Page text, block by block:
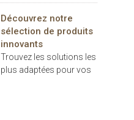
décoratifs, rivalisent
d’inspiration
Découvrez notre
sélection de produits
innovants
Trouvez les solutions les
plus adaptées pour vos